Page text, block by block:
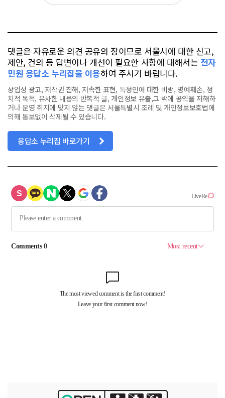
댓글은 자유로운 의견 공유의 장이므로 서울시에 대한 신고,
제안, 건의 등 답변이나 개선이 필요한 사항에 대해서는 전자
민원 응답소 누리집을 이용하여 주시기 바랍니다.
상업성 광고, 저작권 침해, 저속한 표현, 특정인에 대한 비방, 명예훼손, 정
치적 목적, 유사한 내용의 반복적 글, 개인정보 유출,그 밖에 공익을 저해하
거나 운영 취지에 맞지 않는 댓글은 서울특별시 조례 및 개인정보보호법에
의해 통보없이 삭제될 수 있습니다.
응답소 누리집 바로가기